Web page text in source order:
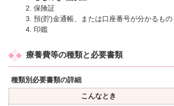
保険証
預(貯)金通帳、または口座番号が分かるもの
印鑑
療養費等の種類と必要書類
種類別必要書類の詳細
こんなとき